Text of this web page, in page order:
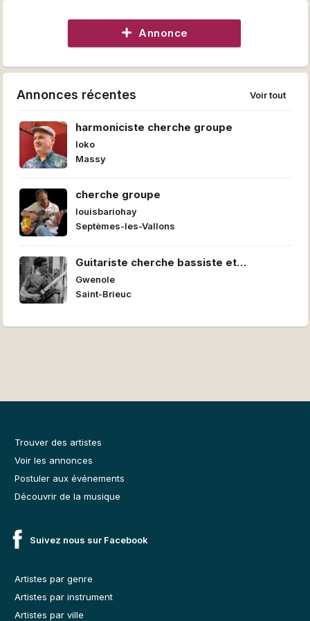
Annonce
Annonces récentes Voir tout
harmoniciste cherche groupe
loko
Massy
cherche groupe
louisbariohay
Septèmes-les-Vallons
Guitariste cherche bassiste et
batteur/euse pour former un power trio
Gwenole
Saint-Brieuc
Trouver des artistes
Voir les annonces
Postuler aux événements
Découvrir de la musique
Suivez nous sur Facebook
Artistes par genre
Artistes par instrument
Artistes par ville